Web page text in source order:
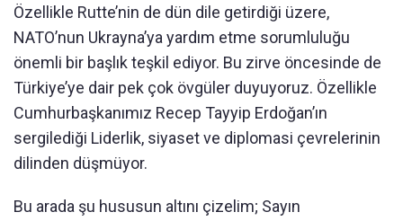
Özellikle Rutte’nin de dün dile getirdiği üzere,
NATO’nun Ukrayna’ya yardım etme sorumluluğu
önemli bir başlık teşkil ediyor. Bu zirve öncesinde de
Türkiye’ye dair pek çok övgüler duyuyoruz. Özellikle
Cumhurbaşkanımız Recep Tayyip Erdoğan’ın
sergilediği Liderlik, siyaset ve diplomasi çevrelerinin
dilinden düşmüyor.
Bu arada şu hususun altını çizelim; Sayın